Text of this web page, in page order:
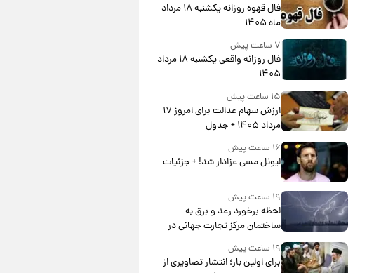
فال قهوه روزانه یکشنبه ۱۸ مرداد
ماه ۱۴۰۵
۷ ساعت پیش
فال روزانه واقعی یکشنبه ۱۸ مرداد
۱۴۰۵
۱۵ ساعت پیش
ارزش سهام عدالت برای امروز ۱۷
مرداد ۱۴۰۵ + جدول
۱۶ ساعت پیش
لیونل مسی عزادار شد! + جزئیات
۱۹ ساعت پیش
لحظه برخورد رعد و برق به
ساختمان مرکز تجارت جهانی در
آمریکا + فیلم
۱۹ ساعت پیش
برای اولین بار؛ انتشار تصاویری از